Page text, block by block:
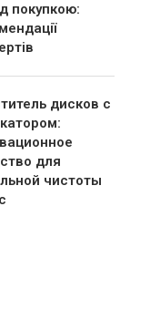
покупкою:
дисков с
для
чистоты